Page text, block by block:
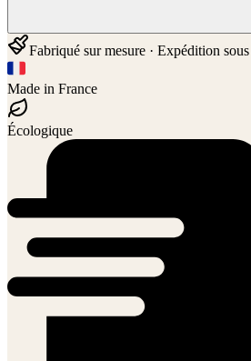
Fabriqué sur mesure · Expédition
Made in France
Écologique